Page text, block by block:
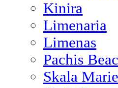
Kinira
Limenaria
Limenas
Pachis
Skala